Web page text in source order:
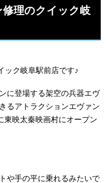
理のクイック岐
ック岐阜駅前店です♪
に登場する架空の兵器エヴ
るアトラクションエヴァン
東映太秦映画村にオープン
や手の平に乗れるみたいで